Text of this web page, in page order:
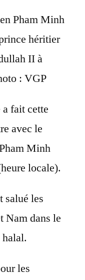
Pham Minh
héritier
II à
: VGP
fait cette
avec le
Minh
locale).
salué les
Nam dans le
les